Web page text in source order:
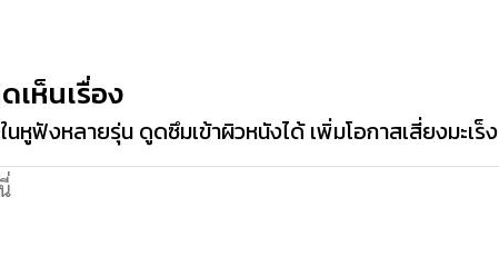
เห็นเรื่อง
หูฟังหลายรุ่น ดูดซึมเข้าผิวหนังได้ เพิ่มโอกาสเสี่ยงมะเร็ง